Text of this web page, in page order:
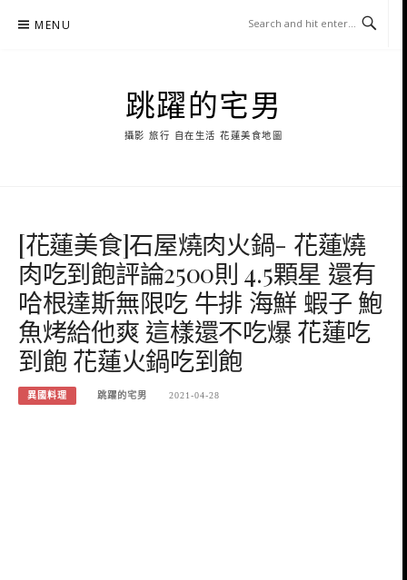
MENU
跳躍的宅男
攝影 旅行 自在生活 花蓮美食地圖
[花蓮美食]石屋燒肉火鍋- 花蓮燒
肉吃到飽評論2500則 4.5顆星 還有
哈根達斯無限吃 牛排 海鮮 蝦子 鮑
魚烤給他爽 這樣還不吃爆 花蓮吃
到飽 花蓮火鍋吃到飽
異國料理 跳躍的宅男 2021-04-28